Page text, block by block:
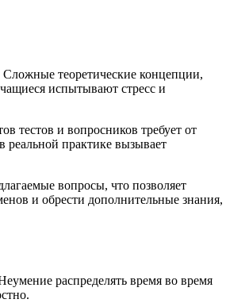
теоретические концепции,
испытывают стресс и
тестов и вопросников требует от
реальной практике вызывает
вопросы, что позволяет
и обрести дополнительные знания,
распределять время во время